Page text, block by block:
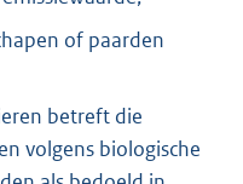
of paarden
betreft die
volgens biologische